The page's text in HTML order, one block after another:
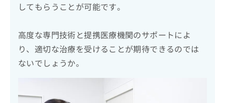
してもらうことが可能です。
高度な専門技術と提携医療機関のサポートによ
り、適切な治療を受けることが期待できるのでは
ないでしょうか。